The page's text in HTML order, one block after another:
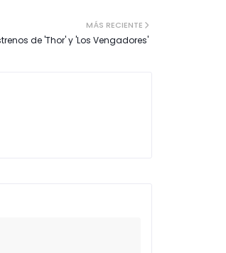
MÁS RECIENTE
de 'Thor' y 'Los Vengadores'